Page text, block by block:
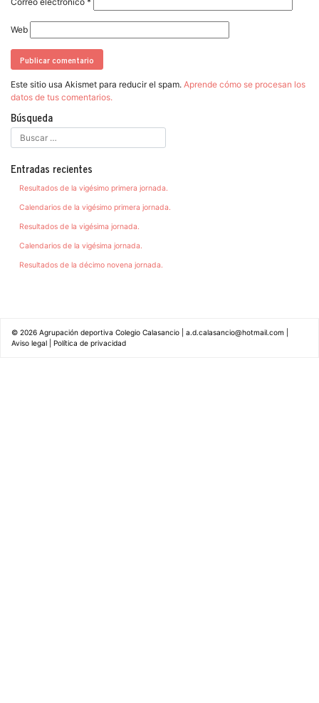
Web
Este sitio usa Akismet para reducir el spam. Aprende cómo se procesan los
datos de tus comentarios.
Búsqueda
Entradas recientes
Resultados de la vigésimo primera jornada.
Calendarios de la vigésimo primera jornada.
Resultados de la vigésima jornada.
Calendarios de la vigésima jornada.
Resultados de la décimo novena jornada.
© 2026 Agrupación deportiva Colegio Calasancio a.d.calasancio@hotmail.com
Aviso legal
Política de privacidad